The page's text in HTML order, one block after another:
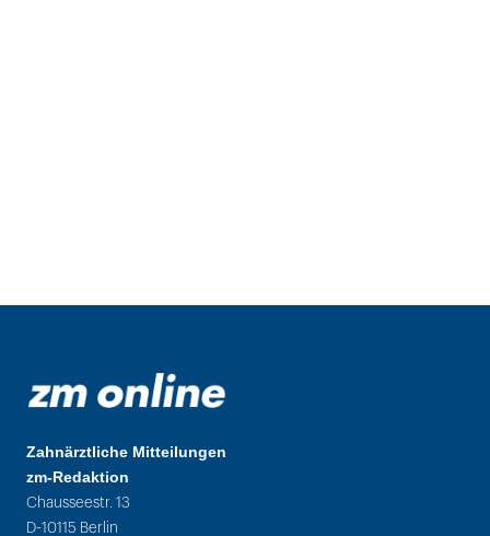
Zahnärztliche Mitteilungen
zm-Redaktion
Chausseestr. 13
D-10115 Berlin